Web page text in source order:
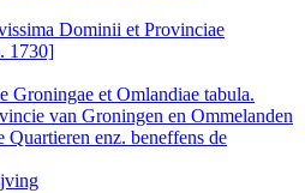
Dominii et Provinciae
1730]
Groningae et Omlandiae tabula.
van Groningen en Ommelanden
Quartieren enz. beneffens de